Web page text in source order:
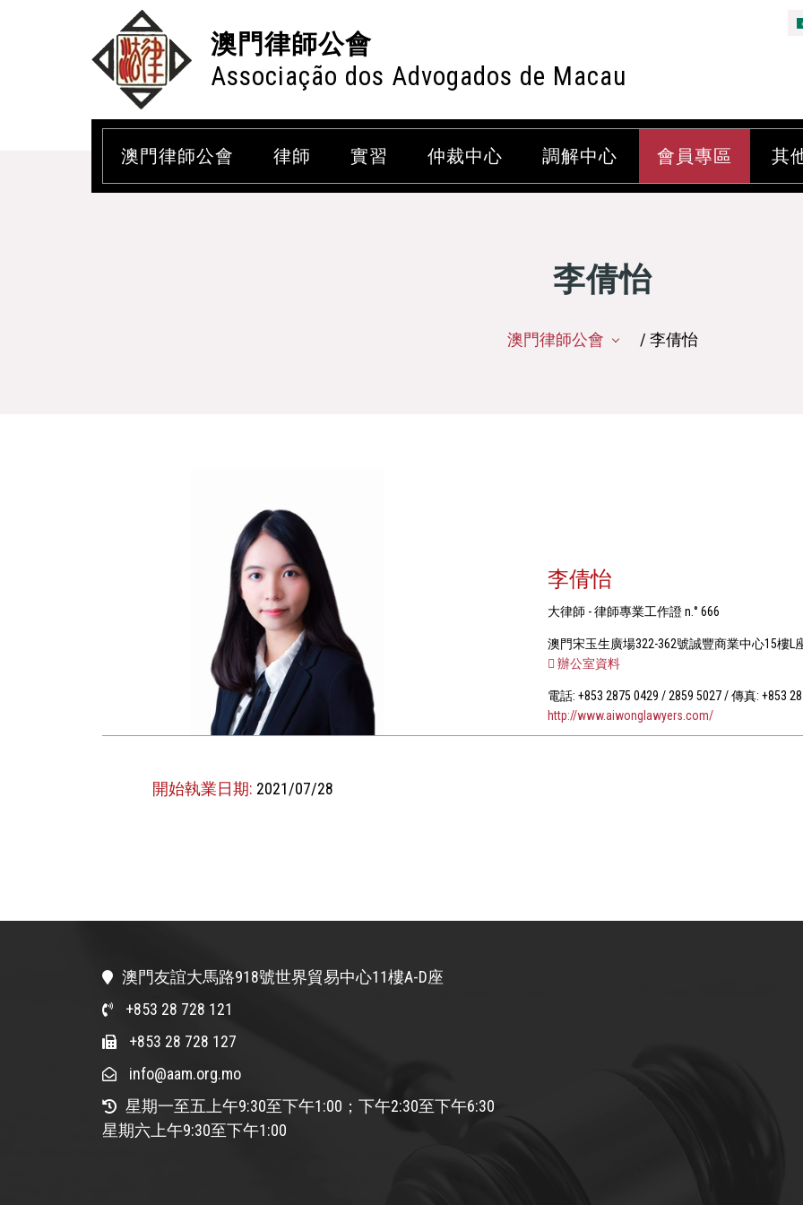
澳門律師公會
Associação dos Advogados de Macau
澳門律師公會 律師 實習 仲裁中心 調解中心 會員專區 其
李倩怡
澳門律師公會 / 李倩怡
李倩怡
大律師 - 律師專業工作證 n.° 666
澳門宋玉生廣場322-362號誠豐商業中心15樓L
辦公室資料
電話: +853 2875 0429 / 2859 5027 / 傳真: +853
http://www.aiwonglawyers.com/
開始執業日期: 2021/07/28
澳門友誼大馬路918號世界貿易中心11樓A-D座
+853 28 728 121
+853 28 728 127
info@aam.org.mo
星期一至五上午9:30至下午1:00；下午2:30至下午6:30
星期六上午9:30至下午1:00